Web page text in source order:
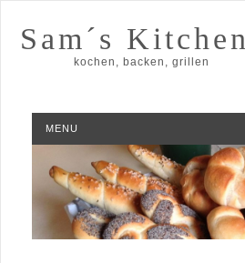
Sam´s Kitchen
kochen, backen, grillen
MENU